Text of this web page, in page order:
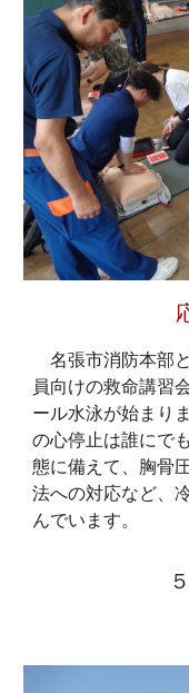
名張市消防本部
員向けの救命講習
ール水泳が始まり
の心停止は誰にで
態に備えて、胸骨
法への対応など、
んでいます。